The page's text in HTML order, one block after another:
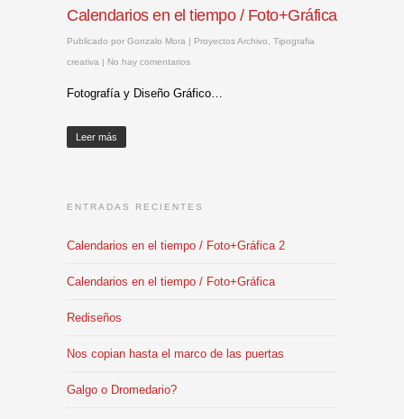
Calendarios en el tiempo / Foto+Gráfica
Publicado por Gonzalo Mora | Proyectos Archivo Tipografia
creativa | No hay comentarios
Fotografía y Diseño Gráfico…
Leer más
ENTRADAS RECIENTES
Calendarios en el tiempo / Foto+Gráfica 2
Calendarios en el tiempo / Foto+Gráfica
Rediseños
Nos copian hasta el marco de las puertas
Galgo o Dromedario?